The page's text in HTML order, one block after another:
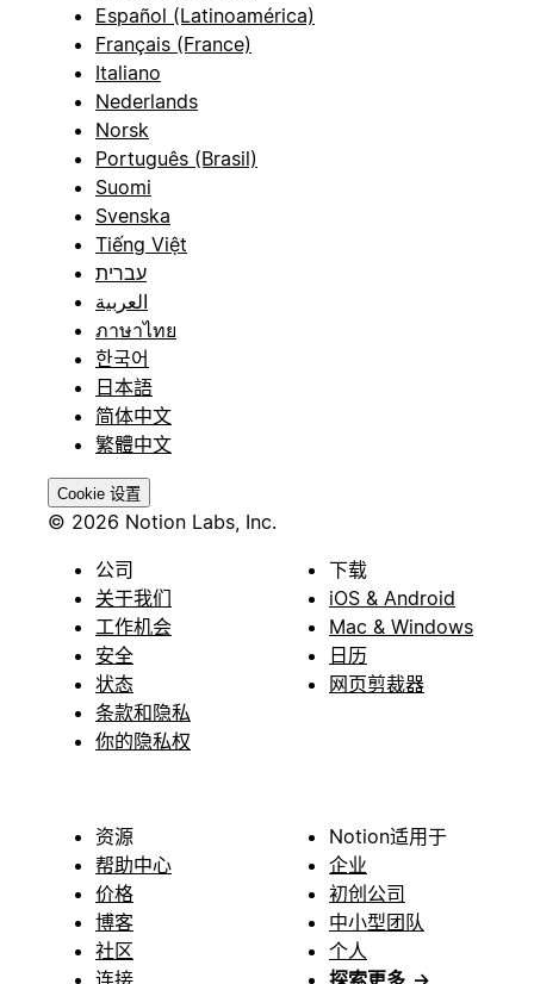
Español (Latinoamérica)
Français (France)
Italiano
Nederlands
Norsk
Português (Brasil)
Suomi
Svenska
Tiếng Việt
עברית
العربية
ภาษาไทย
한국어
日本語
简体中文
繁體中文
Cookie 设置
© 2026 Notion Labs, Inc.
公司
关于我们
工作机会
安全
状态
条款和隐私
你的隐私权
下载
iOS & Android
Mac & Windows
日历
网页剪裁器
资源
帮助中心
价格
博客
社区
连接
Notion适用于
企业
初创公司
中小型团队
个人
探索更多 →